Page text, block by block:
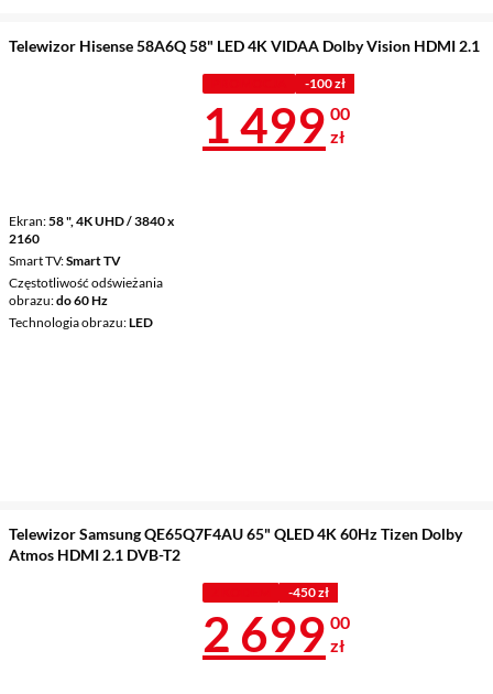
Telewizor Hisense 58A6Q 58" LED 4K VIDAA Dolby Vision HDMI 2.1
Ekran 58 ", 4K UHD / 3840 x
2160
Smart TV Smart TV
Częstotliwość odświeżania
obrazu do 60 Hz
Technologia obrazu LED
-100 zł
Cena 1 499 zł
1 499 00
zł
Telewizor Samsung QE65Q7F4AU 65" QLED 4K 60Hz Tizen Dolby
Atmos HDMI 2.1 DVB-T2
-450 zł
Cena 2 699 zł
2 699 00
zł